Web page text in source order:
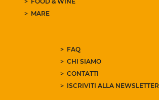
MARE
FAQ
CHI SIAMO
CONTATTI
ISCRIVITI ALLA NEWSLETTER